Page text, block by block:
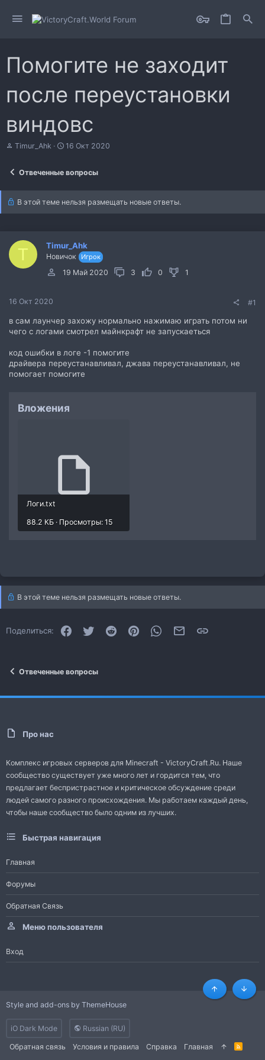
Помогите не заходит
после переустановки
виндовс
А
е
м
Timur_Ahk
Д
а
ч
а
16 Окт 2020
Отвеченные вопросы
В этой теме нельзя размещать новые ответы.
T Timur_Ahk
Новичок Игрок
19 Май 2020 3 0 1
16 Окт 2020 #1
в сам лаунчер захожу нормально нажимаю играть потом ни
чего с логами смотрел майнкрафт не запускаеться
код ошибки в логе -1 помогите
драйвера переустанавливал, джава переустанавливал, не
помогает помогите
Вложения
Логи.txt
88.2 КБ · Просмотры: 15
В этой теме нельзя размещать новые ответы.
Поделиться: FacebookTwitter Reddit PinterestWhatsAppЭлектронная почта
Отвеченные вопросы
Про нас
Комплекс игровых серверов для Minecraft - VictoryCraft.Ru. Наше
сообщество существует уже много лет и гордится тем, что
предлагает беспристрастное и критическое обсуждение среди
людей самого разного происхождения. Мы работаем каждый день,
чтобы наше сообщество было одним из лучших.
Быстрая навигация
Главная
Форумы
Обратная Связь
Меню пользователя
Вход
iO Dark Mode Russian (RU)
Обратная связь Условия и правила Справка Главная
R
Style and add-ons by ThemeHouse
Сверху Снизу